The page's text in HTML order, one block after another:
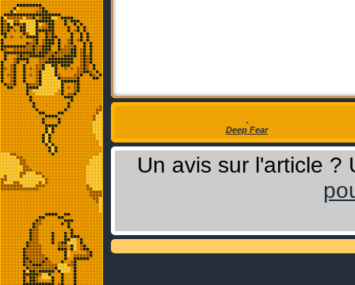
Deep Fear
Un avis sur l'article